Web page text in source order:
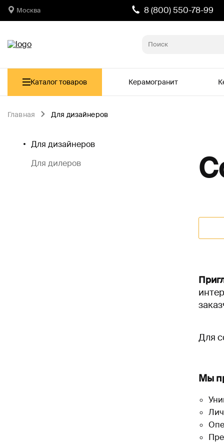
Москва 8 (800) 550-78-99
Каталог товаров Керамогранит
Главная Для дизайнеров
Для дизайнеров
Для дилеров
Для
Мы